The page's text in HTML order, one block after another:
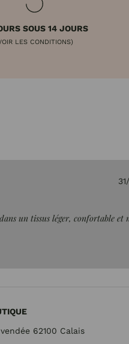
SOUS 14 JOURS
LES CONDITIONS)
un tissus léger, confortable et
62100 Calais